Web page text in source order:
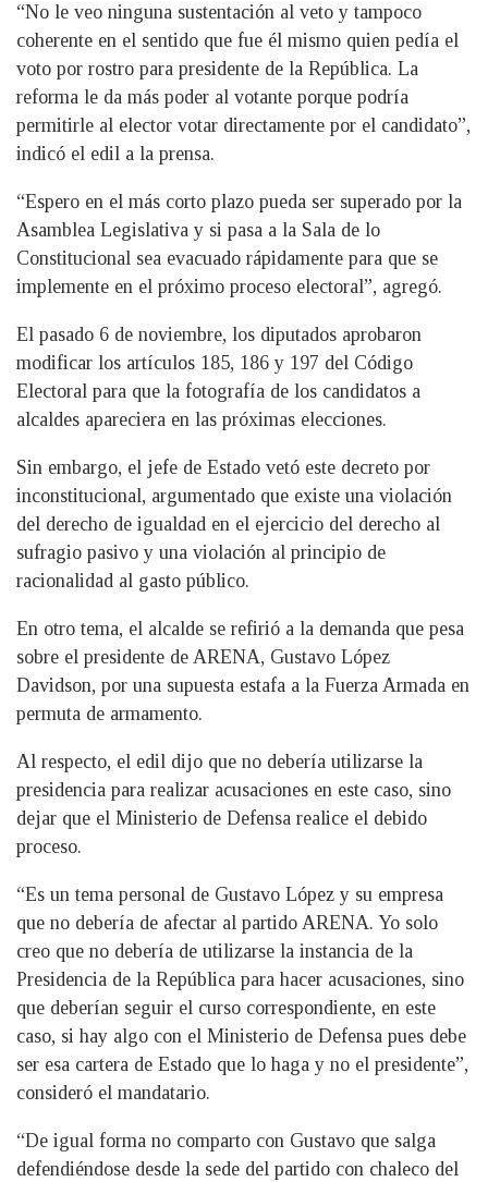
“No le veo ninguna sustentación al veto y tampoco
coherente en el sentido que fue él mismo quien pedía el
voto por rostro para presidente de la República. La
reforma le da más poder al votante porque podría
permitirle al elector votar directamente por el candidato”,
indicó el edil a la prensa.
“Espero en el más corto plazo pueda ser superado por la
Asamblea Legislativa y si pasa a la Sala de lo
Constitucional sea evacuado rápidamente para que se
implemente en el próximo proceso electoral”, agregó.
El pasado 6 de noviembre, los diputados aprobaron
modificar los artículos 185, 186 y 197 del Código
Electoral para que la fotografía de los candidatos a
alcaldes apareciera en las próximas elecciones.
Sin embargo, el jefe de Estado vetó este decreto por
inconstitucional, argumentado que existe una violación
del derecho de igualdad en el ejercicio del derecho al
sufragio pasivo y una violación al principio de
racionalidad al gasto público.
En otro tema, el alcalde se refirió a la demanda que pesa
sobre el presidente de ARENA, Gustavo López
Davidson, por una supuesta estafa a la Fuerza Armada en
permuta de armamento.
Al respecto, el edil dijo que no debería utilizarse la
presidencia para realizar acusaciones en este caso, sino
dejar que el Ministerio de Defensa realice el debido
proceso.
“Es un tema personal de Gustavo López y su empresa
que no debería de afectar al partido ARENA. Yo solo
creo que no debería de utilizarse la instancia de la
Presidencia de la República para hacer acusaciones, sino
que deberían seguir el curso correspondiente, en este
caso, si hay algo con el Ministerio de Defensa pues debe
ser esa cartera de Estado que lo haga y no el presidente”,
consideró el mandatario.
“De igual forma no comparto con Gustavo que salga
defendiéndose desde la sede del partido con chaleco del